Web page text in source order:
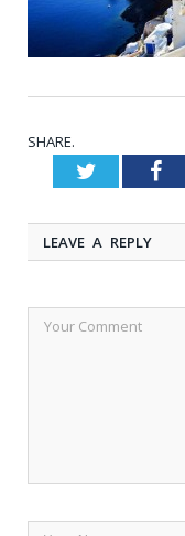
SHARE.
Twitter
LEAVE A REPLY